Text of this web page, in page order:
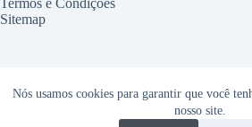
Nós usamos cookies para garantir que você
nosso site.
Termos e Condições
Sitemap